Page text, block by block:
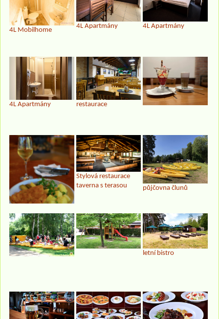
4L Mobilhome
4L Apartmány 4L Apartmány
4L Apartmány restaurace
Stylová restaurace
taverna s terasou
půjčovna člunů
letní bistro